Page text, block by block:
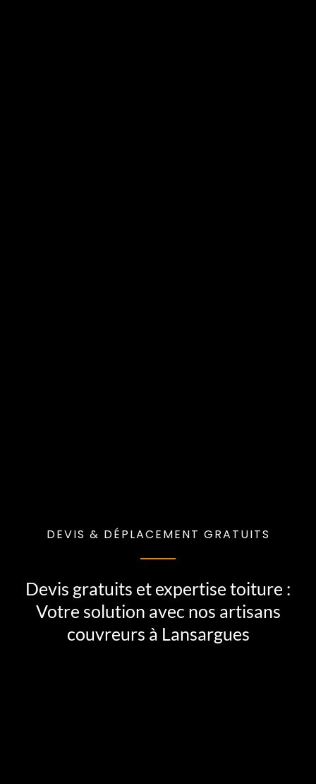
DEVIS & DÉPLACEMENT GRATUITS
Devis gratuits et expertise toiture :
Votre solution avec nos artisans
couvreurs à Lansargues